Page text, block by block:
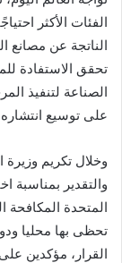
الفئات الأكثر
الناتجة عن مصانع
تحقق الاستفادة
الصناعة لتنفيذ
على توسيع
وخلال تكريم
والتقدير بمناسبة
المتحدة المكافحة
تحظى بها محليا
القرار، مؤكدين